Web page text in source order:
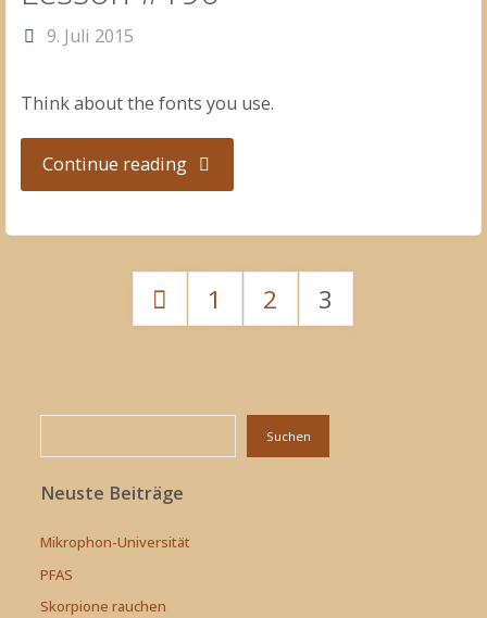
9. Juli 2015
Think about the fonts you use.
Continue reading"Lesson
der
Beiträge
1 2 3
Suchen
Neuste Beiträge
Mikrophon-Universität
PFAS
Skorpione rauchen